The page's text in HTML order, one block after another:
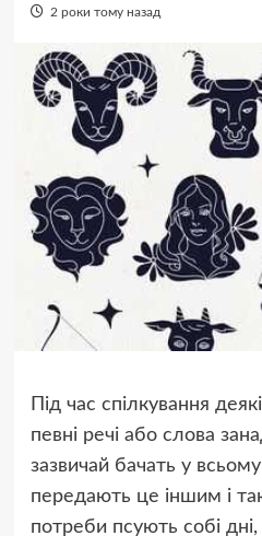
2 роки тому назад
Під час спілкування
певні речі або слова
зазвичай бачать у
передають це іншим і
потреби псують собі